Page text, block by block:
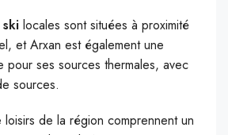
locales sont situées à proximité
et Arxan est également une
pour ses sources thermales, avec
sources.
loisirs de la région comprennent un